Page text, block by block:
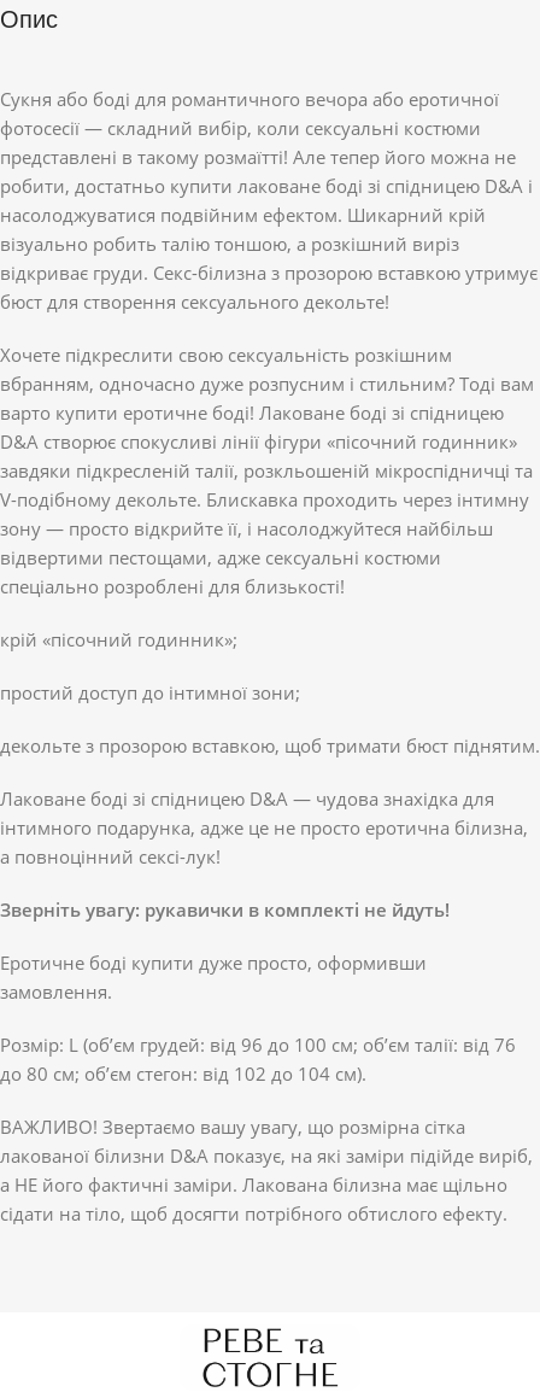
Опис
Сукня або боді для романтичного вечора або еротичної
фотосесії — складний вибір, коли сексуальні костюми
представлені в такому розмаїтті! Але тепер його можна не
робити, достатньо купити лаковане боді зі спідницею D&A і
насолоджуватися подвійним ефектом. Шикарний крій
візуально робить талію тоншою, а розкішний виріз
відкриває груди. Секс-білизна з прозорою вставкою утримує
бюст для створення сексуального декольте!
Хочете підкреслити свою сексуальність розкішним
вбранням, одночасно дуже розпусним і стильним? Тоді вам
варто купити еротичне боді! Лаковане боді зі спідницею
D&A створює спокусливі лінії фігури «пісочний годинник»
завдяки підкресленій талії, розкльошеній мікроспідничці та
V-подібному декольте. Блискавка проходить через інтимну
зону — просто відкрийте її, і насолоджуйтеся найбільш
відвертими пестощами, адже сексуальні костюми
спеціально розроблені для близькості!
крій «пісочний годинник»;
простий доступ до інтимної зони;
декольте з прозорою вставкою, щоб тримати бюст піднятим.
Лаковане боді зі спідницею D&A — чудова знахідка для
інтимного подарунка, адже це не просто еротична білизна,
а повноцінний сексі-лук!
Зверніть увагу: рукавички в комплекті не йдуть!
Еротичне боді купити дуже просто, оформивши
замовлення.
Розмір: L (об’єм грудей: від 96 до 100 см; об’єм талії: від 76
до 80 см; об’єм стегон: від 102 до 104 см).
ВАЖЛИВО! Звертаємо вашу увагу, що розмірна сітка
лакованої білизни D&A показує, на які заміри підійде виріб,
а НЕ його фактичні заміри. Лакована білизна має щільно
сідати на тіло, щоб досягти потрібного обтислого ефекту.